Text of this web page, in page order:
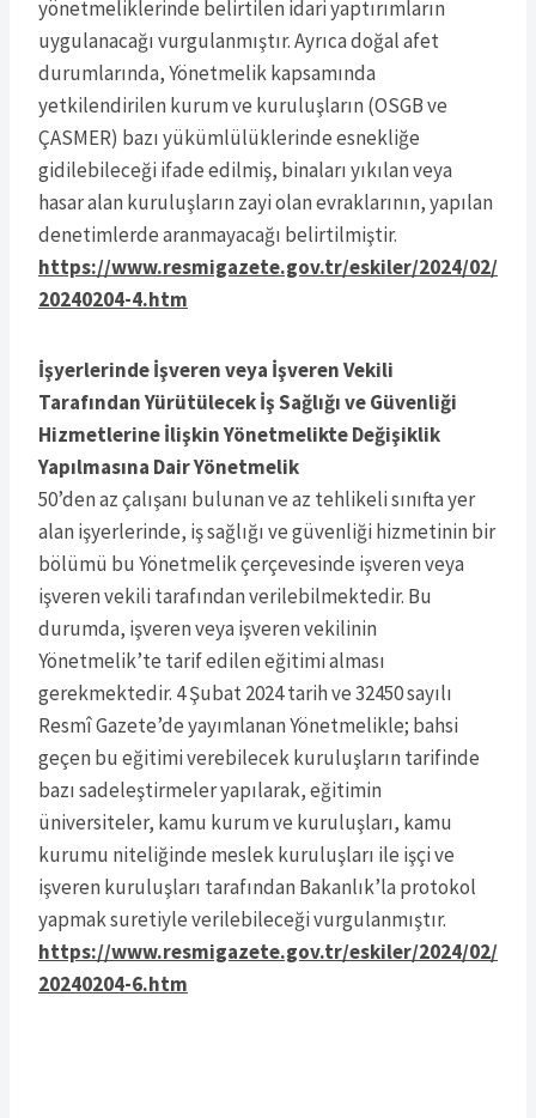
yönetmeliklerinde belirtilen idari yaptırımların
uygulanacağı vurgulanmıştır. Ayrıca doğal afet
durumlarında, Yönetmelik kapsamında
yetkilendirilen kurum ve kuruluşların (OSGB ve
ÇASMER) bazı yükümlülüklerinde esnekliğe
gidilebileceği ifade edilmiş, binaları yıkılan veya
hasar alan kuruluşların zayi olan evraklarının, yapılan
denetimlerde aranmayacağı belirtilmiştir.
https://www.resmigazete.gov.tr/eskiler/2024/02/
20240204-4.htm
İşyerlerinde İşveren veya İşveren Vekili
Tarafından Yürütülecek İş Sağlığı ve Güvenliği
Hizmetlerine İlişkin Yönetmelikte Değişiklik
Yapılmasına Dair Yönetmelik
50’den az çalışanı bulunan ve az tehlikeli sınıfta yer
alan işyerlerinde, iş sağlığı ve güvenliği hizmetinin bir
bölümü bu Yönetmelik çerçevesinde işveren veya
işveren vekili tarafından verilebilmektedir. Bu
durumda, işveren veya işveren vekilinin
Yönetmelik’te tarif edilen eğitimi alması
gerekmektedir. 4 Şubat 2024 tarih ve 32450 sayılı
Resmî Gazete’de yayımlanan Yönetmelikle; bahsi
geçen bu eğitimi verebilecek kuruluşların tarifinde
bazı sadeleştirmeler yapılarak, eğitimin
üniversiteler, kamu kurum ve kuruluşları, kamu
kurumu niteliğinde meslek kuruluşları ile işçi ve
işveren kuruluşları tarafından Bakanlık’la protokol
yapmak suretiyle verilebileceği vurgulanmıştır.
https://www.resmigazete.gov.tr/eskiler/2024/02/
20240204-6.htm